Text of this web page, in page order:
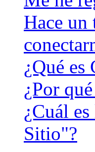
Hace un
¿Qué es
¿Por
¿Cuál
Sitio"?